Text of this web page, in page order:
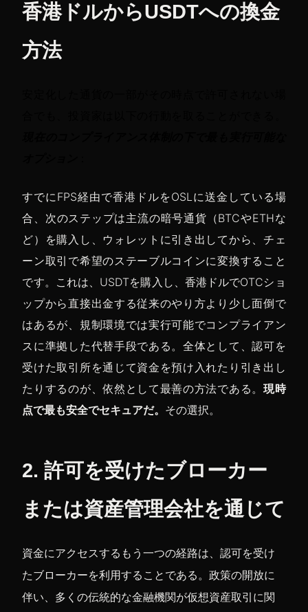
香港ドルからUSDTへの換金
方法
すでにFPS経由で香港ドルをOSLに送金している場
合、次のステップは主流の暗号通貨（BTCやETHな
ど）を購入し、ウォレットに引き出してから、チェ
ーン取引で希望のステーブルコインに変換すること
です。これは、USDTを購入し、香港ドルでOTCショ
ップから直接出金する従来のやり方より少し面倒で
はあるが、規制環境では実行可能でコンプライアン
スに準拠した代替手段である。全体として、認可を
受けた取引所を通じて資金を預け入れたり引き出し
たりするのが、依然として最善の方法である。 現時
点で最も安全でセキュアだ。 その選択。
2. 許可を受けたブローカー
または資産管理会社を通じて
資金にアクセスするもう一つの経路は、認可を受け
たブローカーを利用することである。政策の開放に
伴い、多くの伝統的な金融機関が仮想資産取引に関